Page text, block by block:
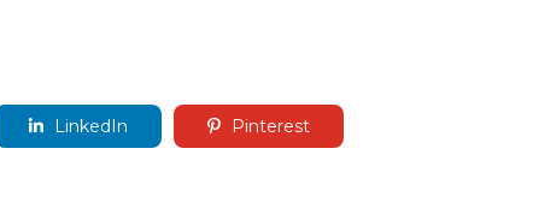
LinkedIn Pinterest